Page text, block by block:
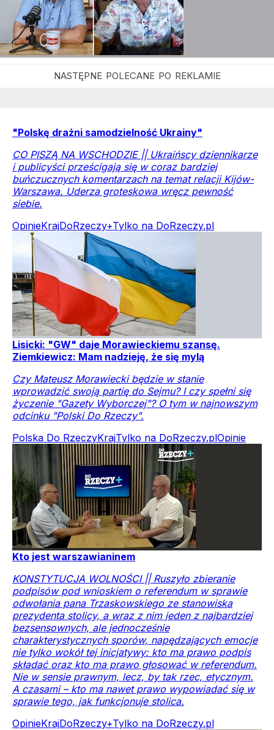
"Polskę drażni samodzielność Ukrainy"
CO PISZĄ NA WSCHODZIE || Ukraińscy dziennikarze
i publicyści prześcigają się w coraz bardziej
buńczucznych komentarzach na temat relacji Kijów-
Warszawa. Uderza groteskowa wręcz pewność
siebie.
OpinieKrajDoRzeczy+Tylko na DoRzeczy.pl
Lisicki: "GW" daje Morawieckiemu szansę.
Ziemkiewicz: Mam nadzieję, że się mylą
Czy Mateusz Morawiecki będzie w stanie
wprowadzić swoją partię do Sejmu? I czy spełni się
życzenie "Gazety Wyborczej"? O tym w najnowszym
odcinku "Polski Do Rzeczy".
Polska Do RzeczyKrajTylko na DoRzeczy.plOpinie
Kto jest warszawianinem
KONSTYTUCJA WOLNOŚCI || Ruszyło zbieranie
podpisów pod wnioskiem o referendum w sprawie
odwołania pana Trzaskowskiego ze stanowiska
prezydenta stolicy, a wraz z nim jeden z najbardziej
bezsensownych, ale jednocześnie
charakterystycznych sporów, napędzających emocje
nie tylko wokół tej inicjatywy: kto ma prawo podpis
składać oraz kto ma prawo głosować w referendum.
Nie w sensie prawnym, lecz, by tak rzec, etycznym.
A czasami – kto ma nawet prawo wypowiadać się w
sprawie tego, jak funkcjonuje stolica.
OpinieKrajDoRzeczy+Tylko na DoRzeczy.pl